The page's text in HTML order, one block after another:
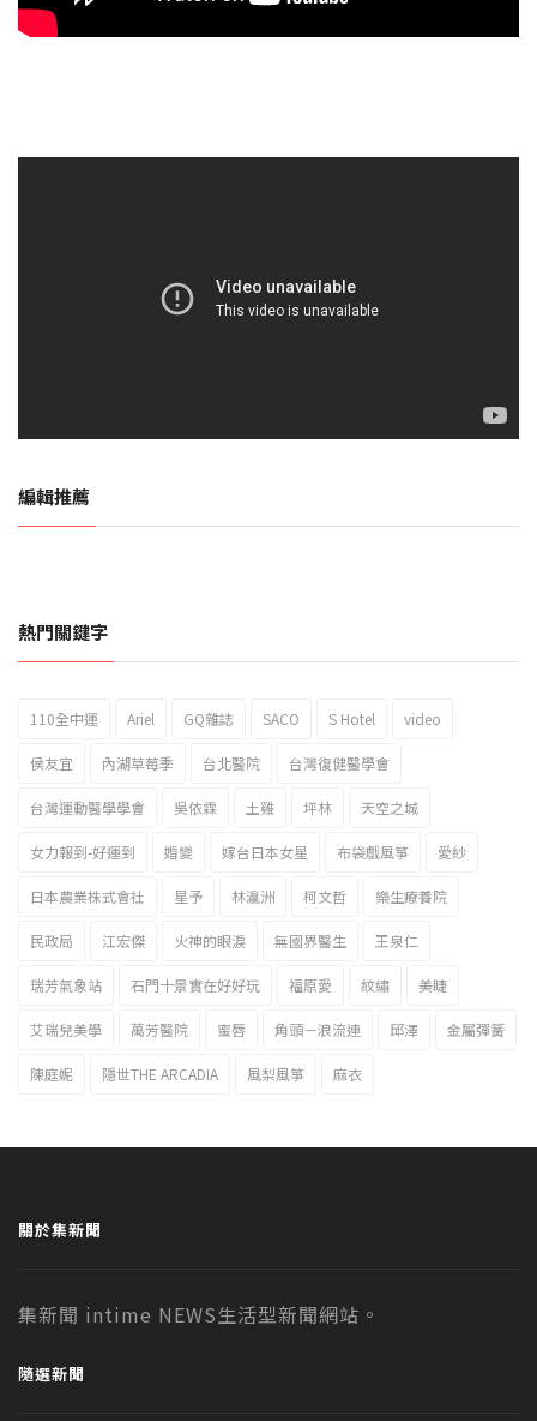
編輯推薦
2023新北市北海岸國際風箏節「風在石起」霸氣回歸
熱門關鍵字
110全中運 Ariel GQ雜誌 SACO S Hotel video
侯友宜 內湖草莓季 台北醫院 台灣復健醫學會
台灣運動醫學學會 吳依霖 土雞 坪林 天空之城
女力報到-好運到 婚變 嫁台日本女星 布袋戲風箏 愛紗
日本農業株式會社 星予 林瀛洲 柯文哲 樂生療養院
民政局 江宏傑 火神的眼淚 無國界醫生 王泉仁
瑞芳氣象站 石門十景實在好好玩 福原愛 紋繡 美睫
艾瑞兒美學 萬芳醫院 蜜唇 角頭－浪流連 邱澤 金屬彈簧
陳庭妮 隱世THE ARCADIA 風梨風箏 麻衣
關於集新聞
集新聞 intime NEWS生活型新聞網站。
隨選新聞